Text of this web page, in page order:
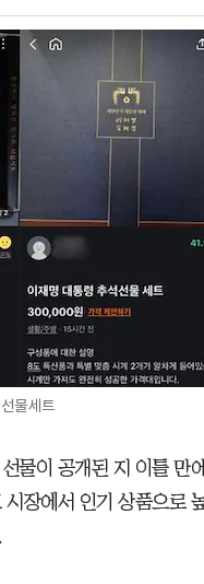
물세트
물이 공개된 지 이틀 만
장에서 인기 상품으로